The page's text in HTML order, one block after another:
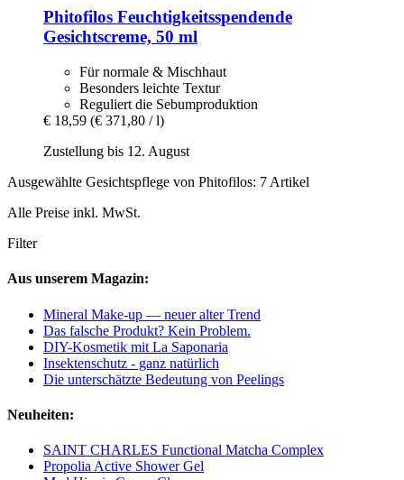
Phitofilos Feuchtigkeitsspendende
Gesichtscreme, 50 ml
Für normale & Mischhaut
Besonders leichte Textur
Reguliert die Sebumproduktion
€ 18,59 (€ 371,80 / l)
Zustellung bis 12. August
Ausgewählte Gesichtspflege von Phitofilos: 7 Artikel
Alle Preise inkl. MwSt.
Filter
Aus unserem Magazin:
Mineral Make-up — neuer alter Trend
Das falsche Produkt? Kein Problem.
DIY-Kosmetik mit La Saponaria
Insektenschutz - ganz natürlich
Die unterschätzte Bedeutung von Peelings
Neuheiten:
SAINT CHARLES Functional Matcha Complex
Propolia Active Shower Gel